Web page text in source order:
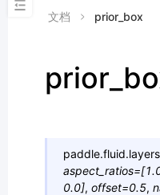
文档 prior_box
aspect_ratios=
0.0], offset=0.5,